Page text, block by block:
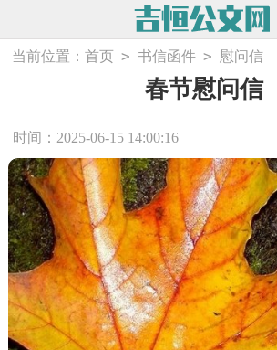
当前位置：首页 > 书信函件 > 慰问信
春节慰问信
时间：2025-06-15 14:00:16